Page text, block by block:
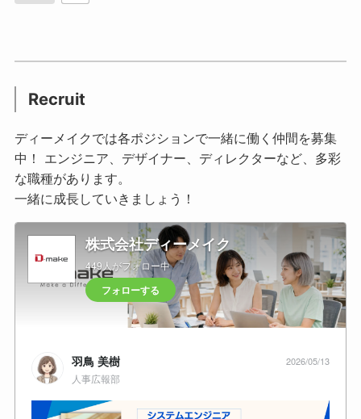
Recruit
ディーメイクでは各ポジションで一緒に働く仲間を募集
中！ エンジニア、デザイナー、ディレクターなど、多彩
な職種があります。
一緒に成長していきましょう！